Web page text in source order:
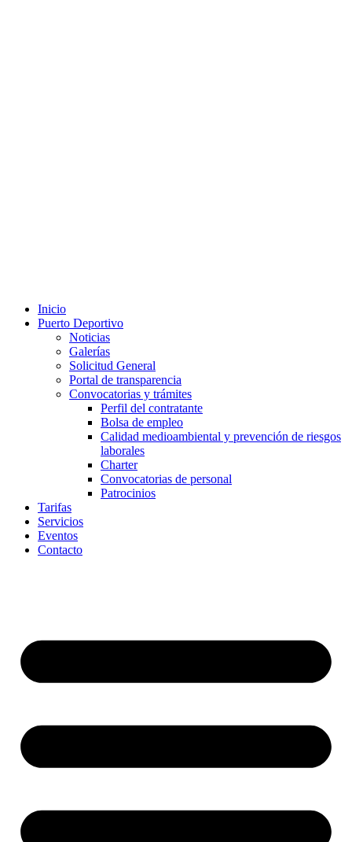
Inicio
Puerto Deportivo
Noticias
Galerías
Solicitud General
Portal de transparencia
Convocatorias y trámites
Perfil del contratante
Bolsa de empleo
Calidad medioambiental y prevención de riesgos
laborales
Charter
Convocatorias de personal
Patrocinios
Tarifas
Servicios
Eventos
Contacto